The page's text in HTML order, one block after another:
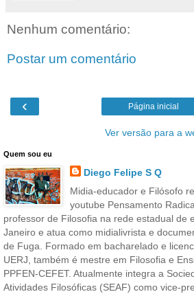
Nenhum comentário:
Postar um comentário
‹ Página inicial
Ver versão para a
Quem sou eu
Diego Felipe S Q
Midia-educador e Filósofo
youtube Pensamento
professor de Filosofia na rede estadual de
Janeiro e atua como midialivrista e
de Fuga. Formado em bacharelado e
UERJ, também é mestre em Filosofia e
PPFEN-CEFET. Atualmente integra a
Atividades Filosóficas (SEAF) como vice-